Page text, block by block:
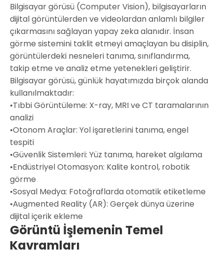
Bilgisayar görüsü (Computer Vision), bilgisayarların
dijital görüntülerden ve videolardan anlamlı bilgiler
çıkarmasını sağlayan yapay zeka alanıdır. İnsan
görme sistemini taklit etmeyi amaçlayan bu disiplin,
görüntülerdeki nesneleri tanıma, sınıflandırma,
takip etme ve analiz etme yetenekleri geliştirir.
Bilgisayar görüsü, günlük hayatımızda birçok alanda
kullanılmaktadır:
•Tıbbi Görüntüleme: X-ray, MRI ve CT taramalarının
analizi
•Otonom Araçlar: Yol işaretlerini tanıma, engel
tespiti
•Güvenlik Sistemleri: Yüz tanıma, hareket algılama
•Endüstriyel Otomasyon: Kalite kontrol, robotik
görme
•Sosyal Medya: Fotoğraflarda otomatik etiketleme
•Augmented Reality (AR): Gerçek dünya üzerine
dijital içerik ekleme
Görüntü İşlemenin Temel
Kavramları